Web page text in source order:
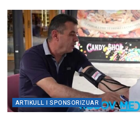
ARTIKULL I SPONSORIZUAR